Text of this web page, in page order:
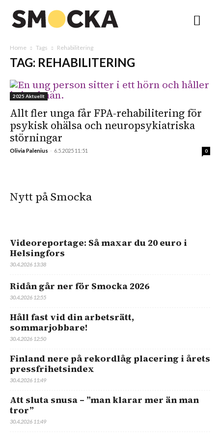
Home Tags Rehabilitering
TAG: REHABILITERING
2025 Aktuellt
Allt fler unga får FPA-rehabilitering för
psykisk ohälsa och neuropsykiatriska
störningar
Olivia Palenius - 6.5.2025 11:51 0
Nytt på Smocka
Videoreportage: Så maxar du 20 euro i
Helsingfors
30.4.2026 13:38
Ridån går ner för Smocka 2026
30.4.2026 12:55
Håll fast vid din arbetsrätt,
sommarjobbare!
30.4.2026 12:50
Finland nere på rekordlåg placering i årets
pressfrihetsindex
30.4.2026 11:49
Att sluta snusa – ”man klarar mer än man
tror”
30.4.2026 11:49